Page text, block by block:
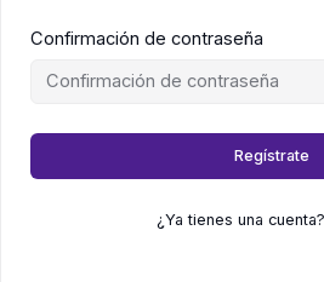
Confirmación de contraseña
Regístrate
¿Ya tienes una cuenta?